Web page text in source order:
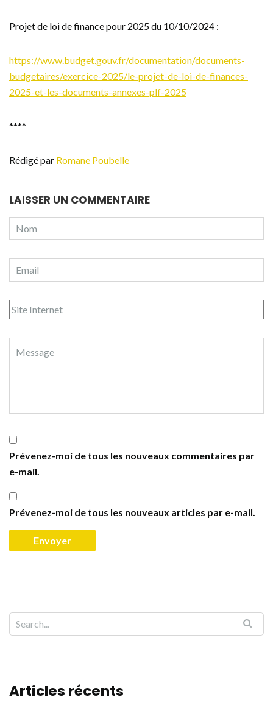
Projet de loi de finance pour 2025 du 10/10/2024 :
https://www.budget.gouv.fr/documentation/documents-
budgetaires/exercice-2025/le-projet-de-loi-de-finances-
2025-et-les-documents-annexes-plf-2025
****
Rédigé par Romane Poubelle
LAISSER UN COMMENTAIRE
Prévenez-moi de tous les nouveaux commentaires par
e-mail.
Prévenez-moi de tous les nouveaux articles par e-mail.
Articles récents